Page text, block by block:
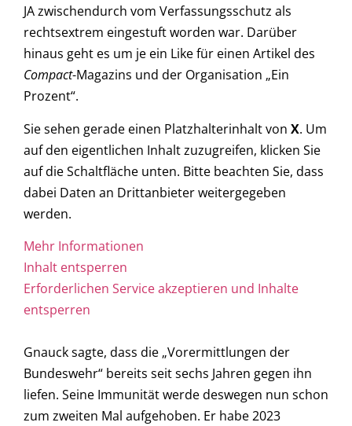
JA zwischendurch vom Verfassungsschutz als
rechtsextrem eingestuft worden war. Darüber
hinaus geht es um je ein Like für einen Artikel des
Compact-Magazins und der Organisation „Ein
Prozent“.
Sie sehen gerade einen Platzhalterinhalt von X. Um
auf den eigentlichen Inhalt zuzugreifen, klicken Sie
auf die Schaltfläche unten. Bitte beachten Sie, dass
dabei Daten an Drittanbieter weitergegeben
werden.
Mehr Informationen
Inhalt entsperren
Erforderlichen Service akzeptieren und Inhalte
entsperren
Gnauck sagte, dass die „Vorermittlungen der
Bundeswehr“ bereits seit sechs Jahren gegen ihn
liefen. Seine Immunität werde deswegen nun schon
zum zweiten Mal aufgehoben. Er habe 2023